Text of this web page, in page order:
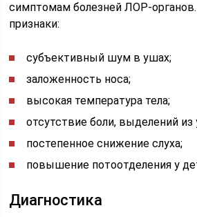
симптомам болезней ЛОР-
признаки:
субъективный шум в ушах;
заложенность носа;
высокая температура тела;
отсутствие боли, выделений из
постепенное снижение слуха;
повышение потоотделения у
Диагностика